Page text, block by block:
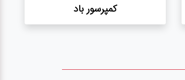
کمپرسور باد